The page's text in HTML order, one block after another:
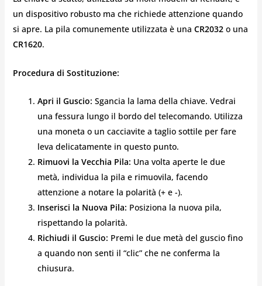
un dispositivo robusto ma che richiede attenzione quando
si apre. La pila comunemente utilizzata è una CR2032o una
CR1620.
Procedura di Sostituzione:
Apri il Guscio: Sgancia la lama della chiave. Vedrai
una fessura lungo il bordo del telecomando. Utilizza
una moneta o un cacciavite a taglio sottile per fare
leva delicatamente in questo punto.
Rimuovi la Vecchia Pila: Una volta aperte le due
metà, individua la pila e rimuovila, facendo
attenzione a notare la polarità (+ e -).
Inserisci la Nuova Pila: Posiziona la nuova pila,
rispettando la polarità.
Richiudi il Guscio: Premi le due metà del guscio fino
a quando non senti il “clic” che ne conferma la
chiusura.